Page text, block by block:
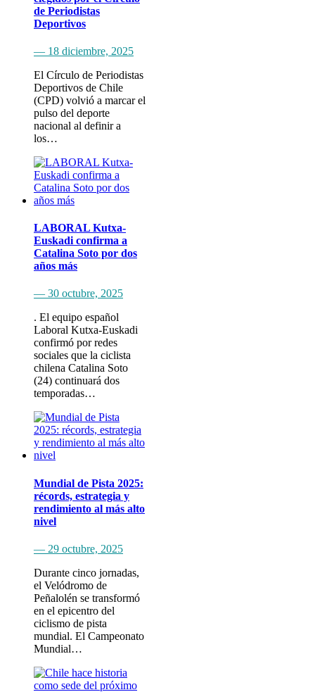
de Periodistas
Deportivos
— 18 diciembre, 2025
El Círculo de Periodistas
Deportivos de Chile
(CPD) volvió a marcar el
pulso del deporte
nacional al definir a
los…
LABORAL Kutxa-
Euskadi confirma a
Catalina Soto por dos
años más
— 30 octubre, 2025
. El equipo español
Laboral Kutxa-Euskadi
confirmó por redes
sociales que la ciclista
chilena Catalina Soto
(24) continuará dos
temporadas…
Mundial de Pista 2025:
récords, estrategia y
rendimiento al más alto
nivel
— 29 octubre, 2025
Durante cinco jornadas,
el Velódromo de
Peñalolén se transformó
en el epicentro del
ciclismo de pista
mundial. El Campeonato
Mundial…